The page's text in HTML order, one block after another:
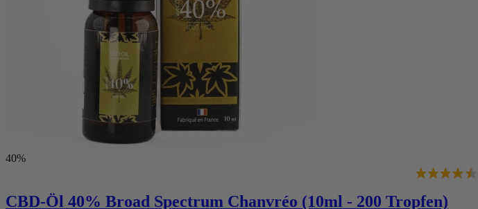
40%
CBD-Öl 40% Broad Spectrum Chanvréo (10ml - 200 Tropfen)